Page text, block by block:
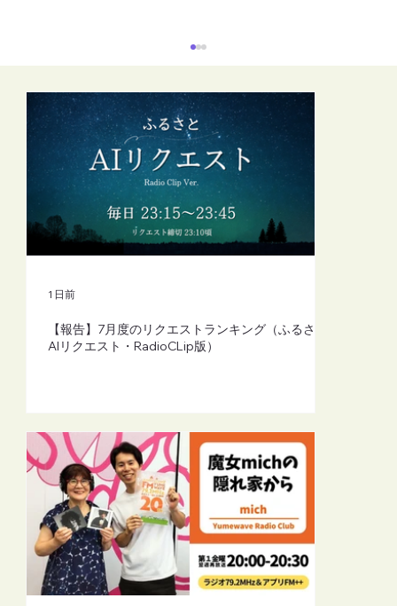
【FM-YRC】魔女michの隠れ家から
【報告】7月度のリクエストランキング（ふるさと
AIリクエスト・RadioCLip版）
1 日前